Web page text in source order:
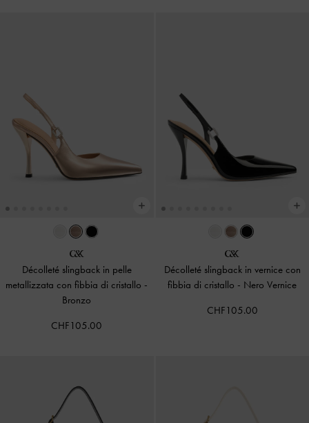
Décolleté slingback in pelle
metallizzata con fibbia di cristallo -
Bronzo
CHF105.00
Décolleté slingback in vernice con
fibbia di cristallo - Nero Vernice
CHF105.00